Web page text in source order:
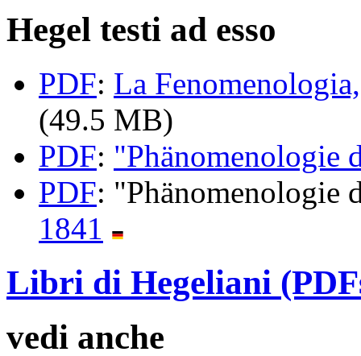
Hegel testi ad esso
PDF: La
(49.5 MB)
PDF: "Phänomenologie
PDF: "Phänomenologie
1841
Libri di Hegeliani
vedi anche